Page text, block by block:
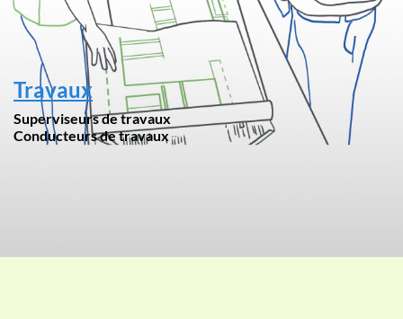
Travaux
Superviseurs de travaux
Conducteurs de travaux